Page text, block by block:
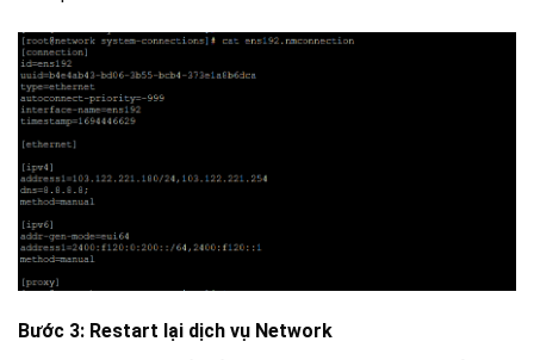
Bước 3: Restart lại dịch vụ Network